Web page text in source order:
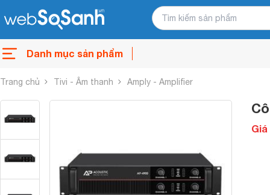
Danh mục sản phẩm
Trang chủ Tivi - Âm thanh Amply - Amplifier
Giá